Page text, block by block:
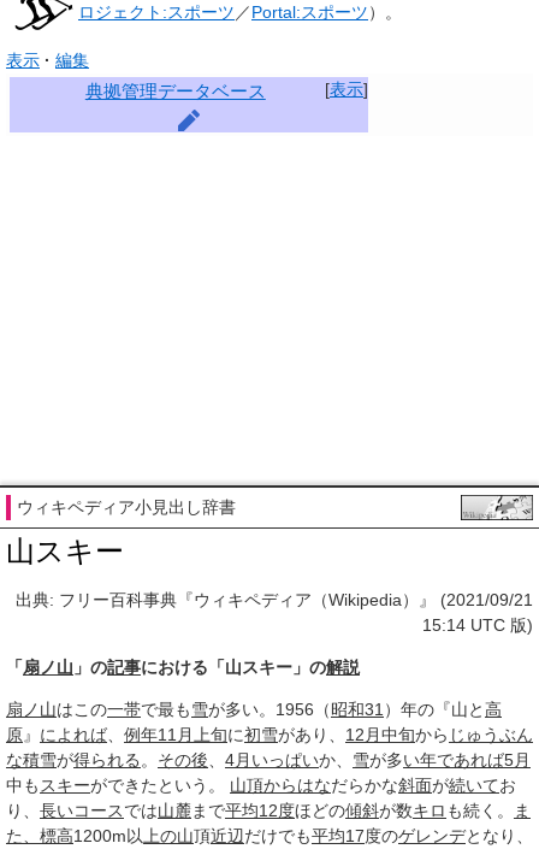
ロジェクト:スポーツ ／Portal:スポーツ）。
表示
編集
[表示]
典拠管理データベース
ウィキペディア小見出し辞書
山スキー
出典: フリー百科事典『ウィキペディア（Wikipedia）』 (2021/09/21
15:14 UTC 版)
「扇ノ山 」の記事における「山スキー」の解説
扇ノ山はこの一帯で最も雪が多い。1956（昭和31 ）年の『山と高
原』 によれば 例年11月 上旬に初雪があり、 12月中旬から じゅうぶん
な積雪が得られる 。 その後 4月 いっぱいか、 雪が多い年であれば5月
中も スキーができたという。 山頂からはなだらかな斜面が続いてお
り、 長いコースでは山麓まで平均12度ほどの傾斜が数キロ も続く。
ま
た、 標高1200m以 上の山頂近辺 だけでも平均17度のゲレンデとなり、